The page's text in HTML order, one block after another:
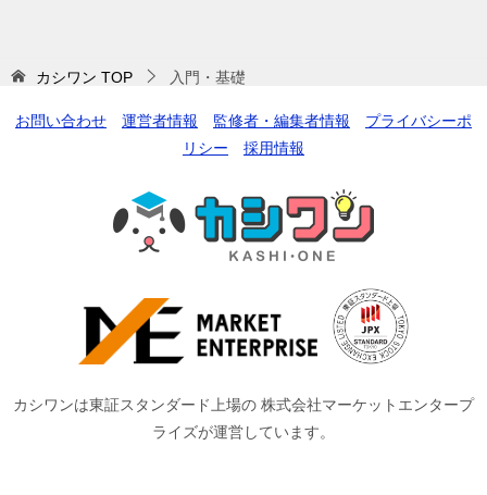
カシワン TOP 入門・基礎
お問い合わせ 運営者情報 監修者・編集者情報
プライバシーポ
リシー
採用情報
カシワンは東証スタンダード上場の 株式会社マーケットエンタープ
ライズが運営しています。